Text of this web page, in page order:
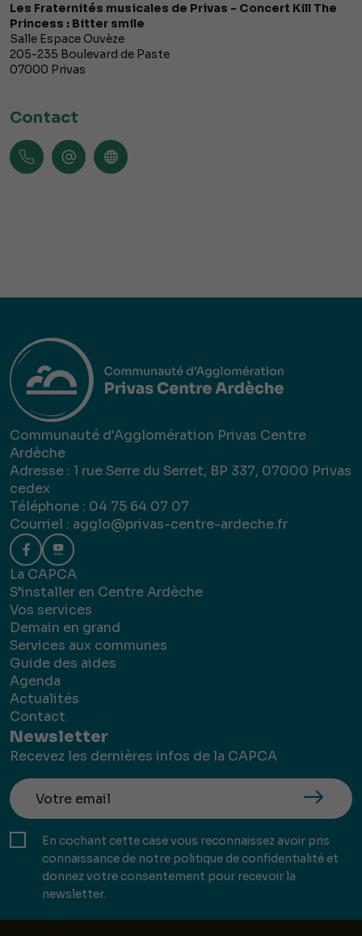
Les Fraternités musicales de Privas - Concert Kill The
Princess : Bitter smile
Salle Espace Ouvèze
205-235 Boulevard de Paste
07000 Privas
Contact
Communauté d'Agglomération Privas Centre
Ardèche
Adresse : 1 rue Serre du Serret, BP 337, 07000 Privas
cedex
Téléphone : 04 75 64 07 07
Courriel : agglo@privas-centre-ardeche.fr
La CAPCA
S’installer en Centre Ardèche
Vos services
Demain en grand
Services aux communes
Guide des aides
Agenda
Actualités
Contact
Newsletter
Recevez les dernières infos de la CAPCA
En cochant cette case vous reconnaissez avoir pris
connaissance de notre politique de confidentialité et
donnez votre consentement pour recevoir la
newsletter.